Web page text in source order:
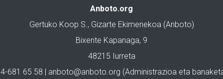
Anboto.org
Gertuko Koop S., Gizarte Ekimenekoa (Anboto)
Bixente Kapanaga, 9
48215 Iurreta
681 65 58 | anboto@anboto.org (Administrazioa eta